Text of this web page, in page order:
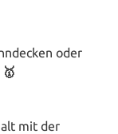
oder
🥇
mit der